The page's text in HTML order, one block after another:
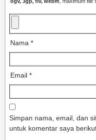
Nama *
Email *
Simpan nama, email, dan
untuk komentar saya